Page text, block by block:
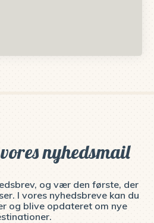
nyhedsmail
og vær den første, der
I vores nyhedsbreve kan du
og blive opdateret om nye